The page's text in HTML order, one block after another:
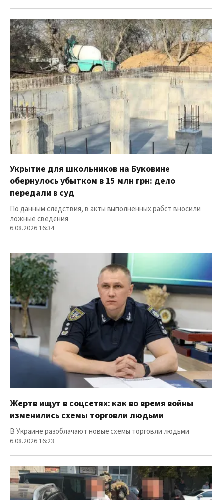
Укрытие для школьников на Буковине
обернулось убытком в 15 млн грн: дело
передали в суд
По данным следствия, в акты выполненных работ вносили
ложные сведения
6.08.2026 16:34
Жертв ищут в соцсетях: как во время войны
изменились схемы торговли людьми
В Украине разоблачают новые схемы торговли людьми
6.08.2026 16:23